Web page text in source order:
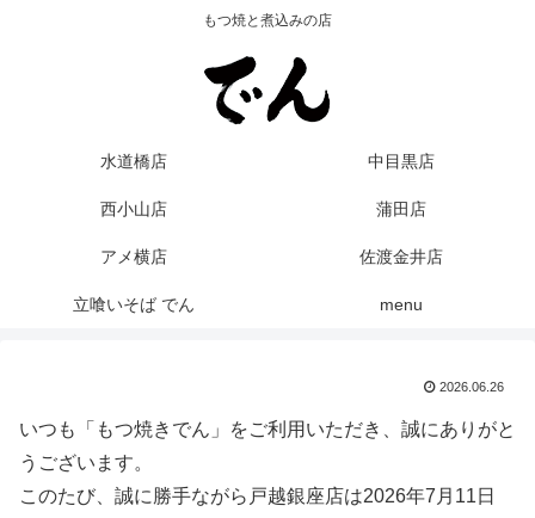
もつ焼と煮込みの店
水道橋店 中目黒店
西小山店 蒲田店
アメ横店 佐渡金井店
立喰いそば でん menu
2026.06.26
いつも「もつ焼きでん」をご利用いただき、誠にありがと
うございます。
このたび、誠に勝手ながら戸越銀座店は2026年7月11日